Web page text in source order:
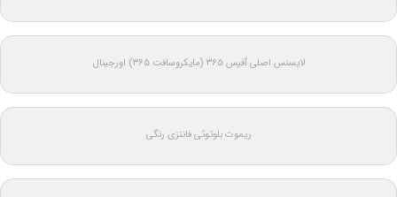
لایسنس اصلی آفیس ۳۶۵ (مایکروسافت ۳۶۵) اورجینال
ریموت بلوتوثی فانتزی رنگی